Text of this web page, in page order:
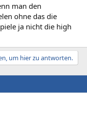
man den
ohne das die
ja nicht die high
um hier zu antworten.